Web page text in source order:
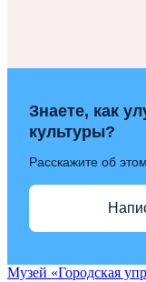
Знаете, как
культуры?
Расскажите об этом
Музей «Городская